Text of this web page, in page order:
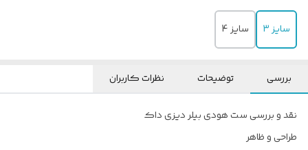
سایز 3 سایز 4
بررسی توضیحات نظرات کاربران
نقد و بررسی ست هودی بیلر دیزی داک
طراحی و ظاهر